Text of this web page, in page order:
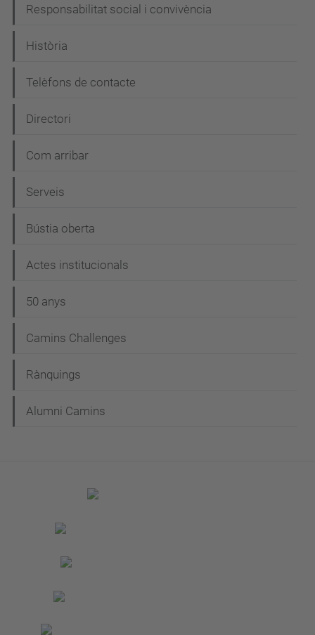
i
ó
Responsabilitat social i convivència
Història
Telèfons de contacte
Directori
Com arribar
Serveis
Bústia oberta
Actes institucionals
50 anys
Camins Challenges
Rànquings
Alumni Camins